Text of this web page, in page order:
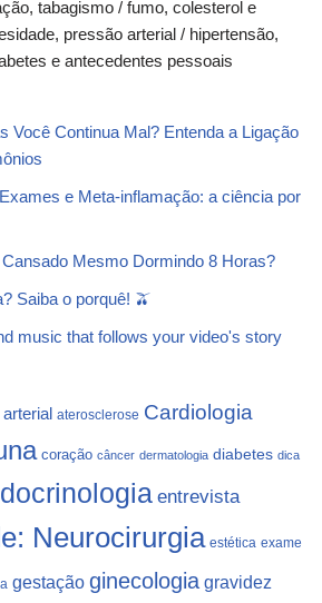
tabagismo / fumo, colesterol e
pressão arterial / hipertensão,
e antecedentes pessoais
Você Continua Mal? Entenda a Ligação
e Meta-inflamação: a ciência por
Mesmo Dormindo 8 Horas?
Saiba o porquê! 🫒
music that follows your video's story
arterial aterosclerose Cardiologia
coração câncer dermatologia diabetes dica
entrevista
Neurocirurgia estética exame
gestação ginecologia gravidez